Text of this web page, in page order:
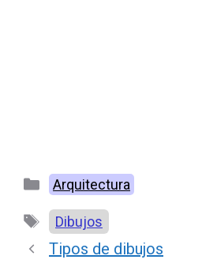
Categorías
Arquitectura
Etiquetas
Dibujos
Tipos de dibujos